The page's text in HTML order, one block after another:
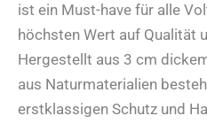
ist ein Must-have für alle
höchsten Wert auf Qualität
Hergestellt aus 3 cm
aus Naturmaterialien
erstklassigen Schutz und